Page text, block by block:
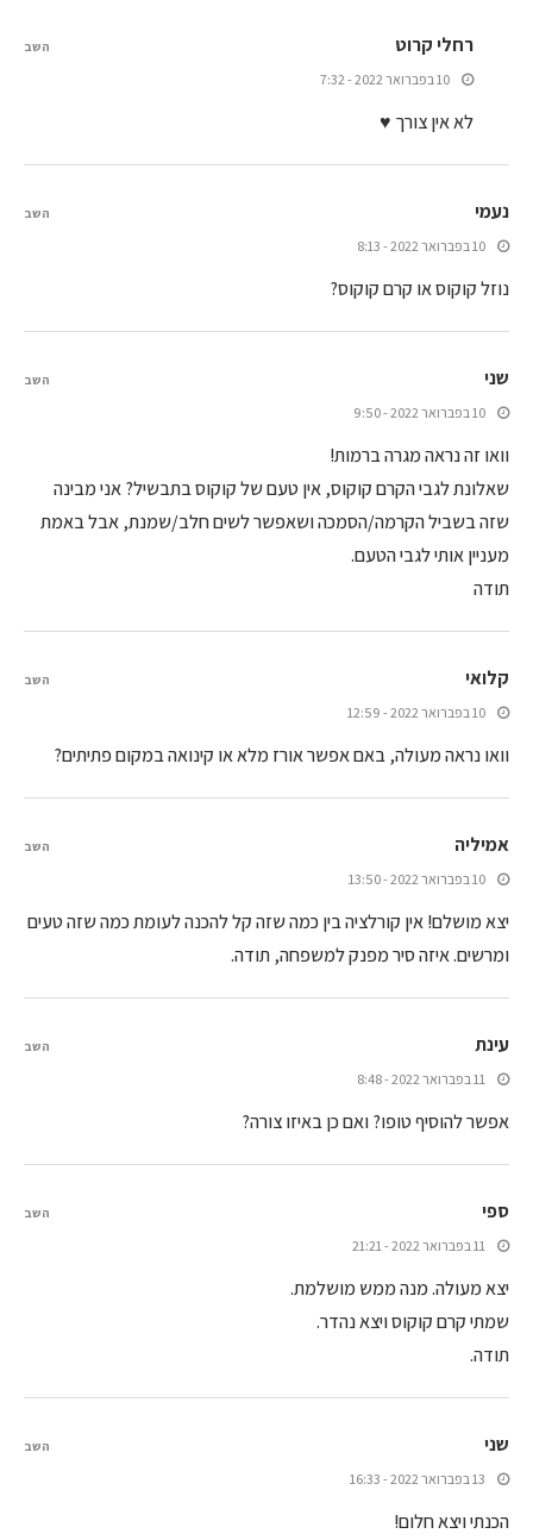
רחלי קרוט
10 בפברואר 2022 - 7:32
לא אין צורך ♥
השב
נעמי
10 בפברואר 2022 - 8:13
נוזל קוקוס או קרם קוקוס?
השב
שני
10 בפברואר 2022 - 9:50
וואו זה נראה מגרה ברמות!
שאלונת לגבי הקרם קוקוס, אין טעם של קוקוס בתבשיל? אני מבינה
שזה בשביל הקרמה/הסמכה ושאפשר לשים חלב/שמנת, אבל באמת
מעניין אותי לגבי הטעם.
תודה
השב
קלואי
10 בפברואר 2022 - 12:59
וואו נראה מעולה, באם אפשר אורז מלא או קינואה במקום פתיתים?
השב
אמיליה
10 בפברואר 2022 - 13:50
יצא מושלם! אין קורלציה בין כמה שזה קל להכנה לעומת כמה שזה טעים
ומרשים. איזה סיר מפנק למשפחה, תודה.
השב
עינת
11 בפברואר 2022 - 8:48
אפשר להוסיף טופו? ואם כן באיזו צורה?
השב
ספי
11 בפברואר 2022 - 21:21
יצא מעולה. מנה ממש מושלמת.
שמתי קרם קוקוס ויצא נהדר.
תודה.
השב
שני
13 בפברואר 2022 - 16:33
הכנתי ויצא חלום!
השב